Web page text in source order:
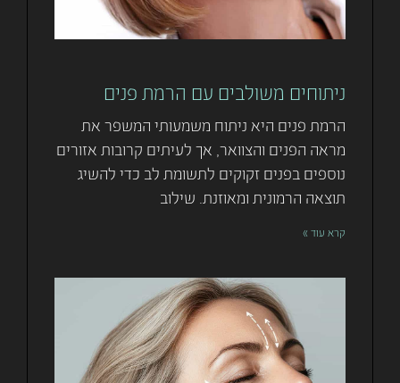
ניתוחים משולבים עם הרמת פנים
הרמת פנים היא ניתוח משמעותי המשפר את
מראה הפנים והצוואר, אך לעיתים קרובות אזורים
נוספים בפנים זקוקים לתשומת לב כדי להשיג
תוצאה הרמונית ומאוזנת. שילוב
קרא עוד »